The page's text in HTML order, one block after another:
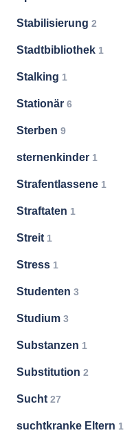
Stabilisierung 2
Stadtbibliothek 1
Stalking 1
Stationär 6
Sterben 9
sternenkinder 1
Strafentlassene 1
Straftaten 1
Streit 1
Stress 1
Studenten 3
Studium 3
Substanzen 1
Substitution 2
Sucht 27
suchtkranke Eltern 1